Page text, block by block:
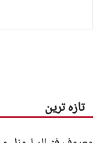
تازہ ترین